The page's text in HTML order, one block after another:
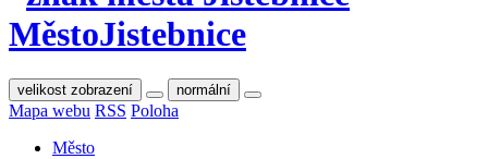
MěstoJistebnice
velikost zobrazení normální
Mapa webu RSS Poloha
Město